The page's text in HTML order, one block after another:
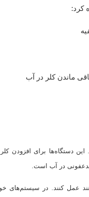
کرد:
ماندن کلر در آب
دستگاه‌ها برای افزودن
در آب است.
عمل کنند. در سیستم‌های